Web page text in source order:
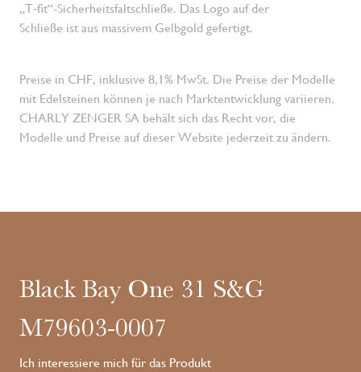
„T‑fit“-Sicherheits­faltschließe. Das Logo auf der
Schließe ist aus massivem Gelbgold gefertigt.
Preise in CHF, inklusive 8,1% MwSt. Die Preise der Modelle
mit Edelsteinen können je nach Marktentwicklung variieren.
CHARLY ZENGER SA behält sich das Recht vor, die
Modelle und Preise auf dieser Website jederzeit zu ändern.
Black Bay One 31 S&G
M79603-0007
Ich interessiere mich für das Produkt